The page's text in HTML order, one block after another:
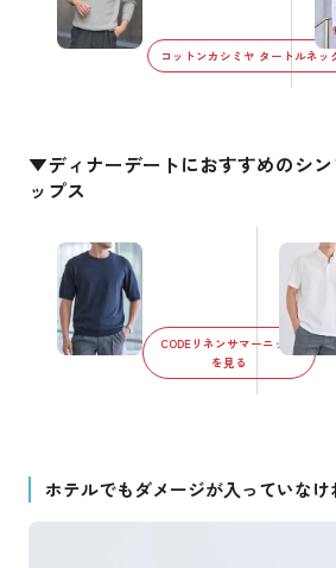
コットンカシミヤ タートルネッ
▼ディナーデートにおすすめのシ
ップス
CODEリネンサマーニット
を見る
ホテルでもダメージが入っていな